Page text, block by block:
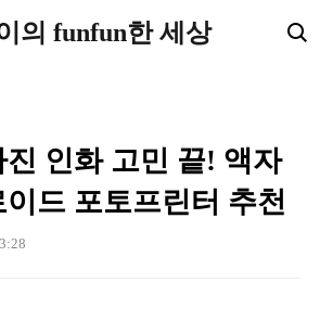
의 funfun한 세상
인화 고민 끝! 액자
드 포토프린터 추천